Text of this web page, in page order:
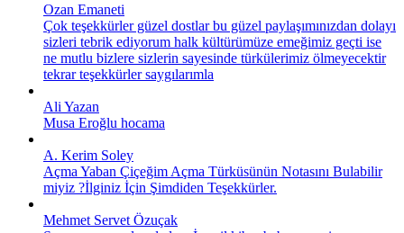
Ozan Emaneti
Çok teşekkürler güzel dostlar bu güzel paylaşımınızdan dolayı
sizleri tebrik ediyorum halk kültürümüze emeğimiz geçti ise
ne mutlu bizlere sizlerin sayesinde türkülerimiz ölmeyecektir
tekrar teşekkürler saygılarımla
Ali Yazan
Musa Eroğlu hocama
A. Kerim Soley
Açma Yaban Çiçeğim Açma Türküsünün Notasını Bulabilir
miyiz ?İlginiz İçin Şimdiden Teşekkürler.
Mehmet Servet Özuçak